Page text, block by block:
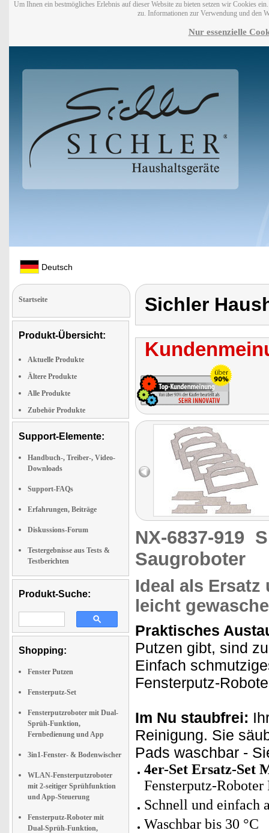
Um Ihnen ein bestmögliches Erlebnis auf dieser Website zu bieten setzen wir Cookies
zu. Informationen zur Verwendung und den
Nur essenzielle
Deutsch
Startseite
Produkt-Übersicht:
Aktuelle Produkte
Ältere Produkte
Alle Produkte
Zubehör Produkte
Support-Elemente:
Handbuch-, Treiber-, Video-
Downloads
Support-FAQs
Erfahrungen, Beiträge
Diskussions-Forum
Testergebnisse aus Tests &
Testberichten
Produkt-Suche:
Shopping:
Fenster Putzen
Fensterputz-Set
Fensterputzroboter mit Dual-
Sprüh-Funktion,
Fernbedienung und App
3in1-Fenster- & Bodenwischer
WLAN-Fensterputzroboter
mit 2-seitiger Sprühfunktion
und App-Steuerung
Fensterputz-Roboter mit
Dual-Sprüh-Funktion,
Sichler
NX-6837-919
Saugroboter
Ideal als
leicht
Praktisches
Putzen gibt, sind
Einfach
Fensterputz-
Im Nu staubfrei:
Reinigung. Sie
Pads waschbar -
4er-Set Ersatz-Set
Fensterputz-Roboter
Schnell und einfach
Waschbar bis 30 °C